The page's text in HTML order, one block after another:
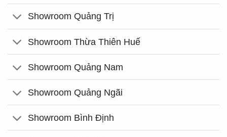
Showroom Quảng Trị
Showroom Thừa Thiên Huế
Showroom Quảng Nam
Showroom Quảng Ngãi
Showroom Bình Định